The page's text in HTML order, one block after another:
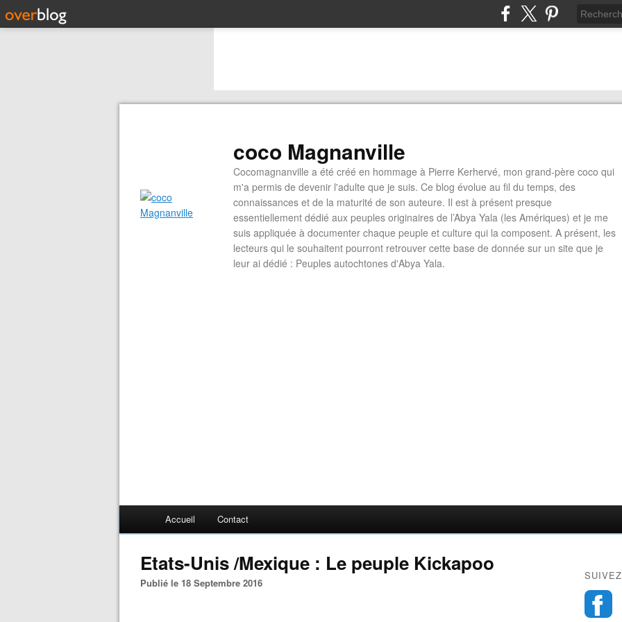
coco Magnanville
Cocomagnanville a été créé en hommage à Pierre Kerhervé, mon grand-père coco qui
m'a permis de devenir l'adulte que je suis. Ce blog évolue au fil du temps, des
connaissances et de la maturité de son auteure. Il est à présent presque
essentiellement dédié aux peuples originaires de l’Abya Yala (les Amériques) et je me
suis appliquée à documenter chaque peuple et culture qui la composent. A présent, les
lecteurs qui le souhaitent pourront retrouver cette base de donnée sur un site que je
leur ai dédié : Peuples autochtones d'Abya Yala.
Accueil Contact
Etats-Unis /Mexique : Le peuple Kickapoo
Publié le 18 Septembre 2016